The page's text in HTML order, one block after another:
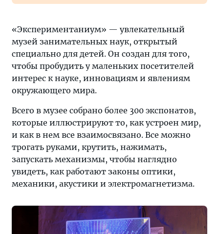
«Экспериментаниум» — увлекательный
музей занимательных наук, открытый
специально для детей. Он создан для того,
чтобы пробудить у маленьких посетителей
интерес к науке, инновациям и явлениям
окружающего мира.
Всего в музее собрано более 300 экспонатов,
которые иллюстрируют то, как устроен мир,
и как в нем все взаимосвязано. Все можно
трогать руками, крутить, нажимать,
запускать механизмы, чтобы наглядно
увидеть, как работают законы оптики,
механики, акустики и электромагнетизма.